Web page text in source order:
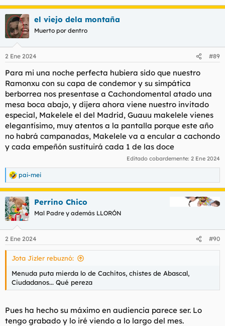
el viejo dela montaña
Muerto por dentro
2 Ene 2024 #89
Para mi una noche perfecta hubiera sido que nuestro
Ramonxu con su capa de condemor y su simpática
berborrea nos presentase a Cachondomental atado una
mesa boca abajo, y dijera ahora viene nuestro invitado
especial, Makelele el del Madrid, Guauu makelele vienes
elegantísimo, muy atentos a la pantalla porque este año
no habrá campanadas, Makelele va a encular a cachondo
y cada empeñón sustituirá cada 1 de las doce
Editado cobardemente: 2 Ene 2024
R
e
a
c
c
i
e
s
pai-mei
Perrino Chico
Mal Padre y además LLORÓN
2 Ene 2024 #90
Jota Jizler rebuznó:
Menuda puta mierda lo de Cachitos, chistes de Abascal,
Ciudadanos... Qué pereza
Pues ha hecho su máximo en audiencia parece ser. Lo
tengo grabado y lo iré viendo a lo largo del mes.